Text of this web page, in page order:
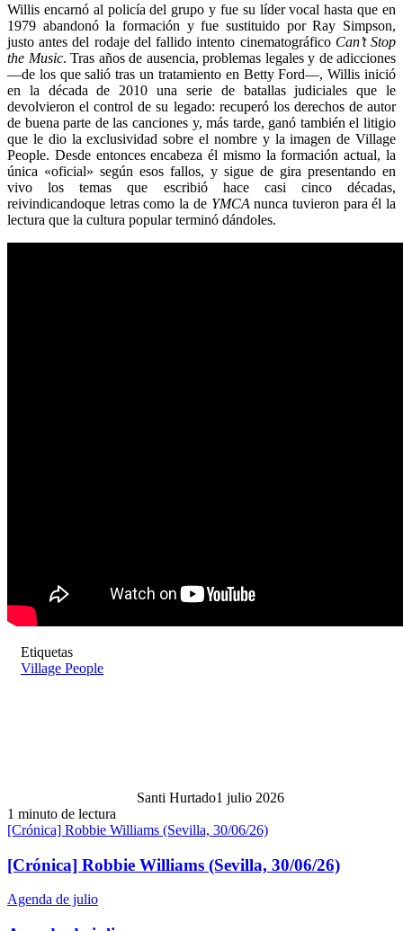
Willis encarnó al policía del grupo y fue su líder vocal hasta que en
1979 abandonó la formación y fue sustituido por Ray Simpson,
justo antes del rodaje del fallido intento cinematográfico Can’t Stop
the Music. Tras años de ausencia, problemas legales y de adicciones
—de los que salió tras un tratamiento en Betty Ford—, Willis inició
en la década de 2010 una serie de batallas judiciales que le
devolvieron el control de su legado: recuperó los derechos de autor
de buena parte de las canciones y, más tarde, ganó también el litigio
que le dio la exclusividad sobre el nombre y la imagen de Village
People. Desde entonces encabeza él mismo la formación actual, la
única «oficial» según esos fallos, y sigue de gira presentando en
vivo los temas que escribió hace casi cinco décadas,
reivindicandoque letras como la de YMCA nunca tuvieron para él la
lectura que la cultura popular terminó dándoles.
Etiquetas
Village People
Santi Hurtado1 julio 2026
1 minuto de lectura
[Crónica] Robbie Williams (Sevilla, 30/06/26)
[Crónica] Robbie Williams (Sevilla, 30/06/26)
Agenda de julio